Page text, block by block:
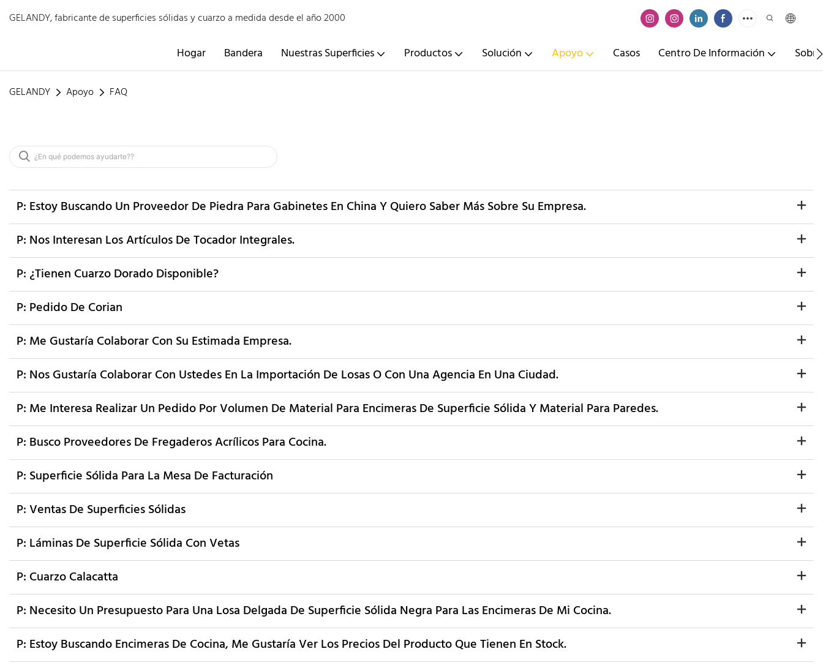
GELANDY, fabricante de superficies sólidas y cuarzo a medida desde el año 2000
Hogar Bandera Nuestras Superficies Productos Solución Apoyo Casos Centro De Información
GELANDY Apoyo FAQ
P: Estoy Buscando Un Proveedor De Piedra Para Gabinetes En China Y Quiero Saber Más Sobre Su Empresa.
P: Nos Interesan Los Artículos De Tocador Integrales.
P: ¿Tienen Cuarzo Dorado Disponible?
P: Pedido De Corian
P: Me Gustaría Colaborar Con Su Estimada Empresa.
P: Nos Gustaría Colaborar Con Ustedes En La Importación De Losas O Con Una Agencia En Una Ciudad.
P: Me Interesa Realizar Un Pedido Por Volumen De Material Para Encimeras De Superficie Sólida Y Material Para Paredes.
P: Busco Proveedores De Fregaderos Acrílicos Para Cocina.
P: Superficie Sólida Para La Mesa De Facturación
P: Ventas De Superficies Sólidas
P: Láminas De Superficie Sólida Con Vetas
P: Cuarzo Calacatta
P: Necesito Un Presupuesto Para Una Losa Delgada De Superficie Sólida Negra Para Las Encimeras De Mi Cocina.
P: Estoy Buscando Encimeras De Cocina, Me Gustaría Ver Los Precios Del Producto Que Tienen En Stock.